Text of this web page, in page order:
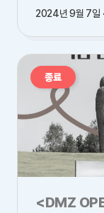
2024년 9월 7일
종료
<DMZ